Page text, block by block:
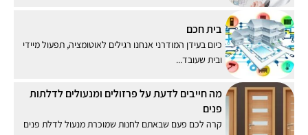
בית חכם
כיום בעידן המודרני אנחנו רגילים לאוטומציה, תפעול מיידי
ובית שעובד...
מה חייבים לדעת על פרזולים ומנעולים לדלתות
פנים
קרה לכם פעם שבאתם לחנות שמוכרת מנעול לדלת פנים